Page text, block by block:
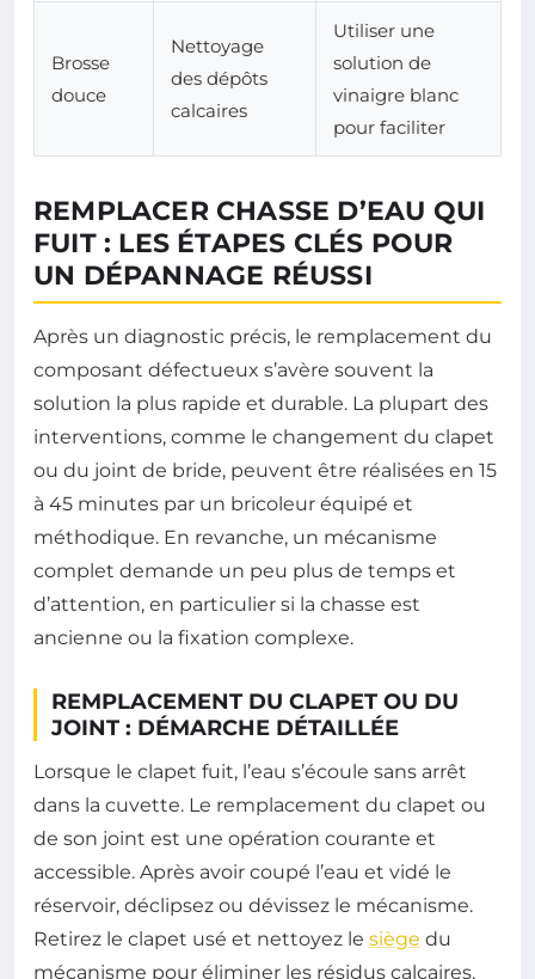
Brosse
douce
Nettoyage
des dépôts
calcaires
Utiliser une
solution de
vinaigre blanc
pour faciliter
REMPLACER CHASSE D’EAU QUI
FUIT : LES ÉTAPES CLÉS POUR
UN DÉPANNAGE RÉUSSI
Après un diagnostic précis, le remplacement du
composant défectueux s’avère souvent la
solution la plus rapide et durable. La plupart des
interventions, comme le changement du clapet
ou du joint de bride, peuvent être réalisées en 15
à 45 minutes par un bricoleur équipé et
méthodique. En revanche, un mécanisme
complet demande un peu plus de temps et
d’attention, en particulier si la chasse est
ancienne ou la fixation complexe.
REMPLACEMENT DU CLAPET OU DU
JOINT : DÉMARCHE DÉTAILLÉE
Lorsque le clapet fuit, l’eau s’écoule sans arrêt
dans la cuvette. Le remplacement du clapet ou
de son joint est une opération courante et
accessible. Après avoir coupé l’eau et vidé le
réservoir, déclipsez ou dévissez le mécanisme.
Retirez le clapet usé et nettoyez le siège du
mécanisme pour éliminer les résidus calcaires,